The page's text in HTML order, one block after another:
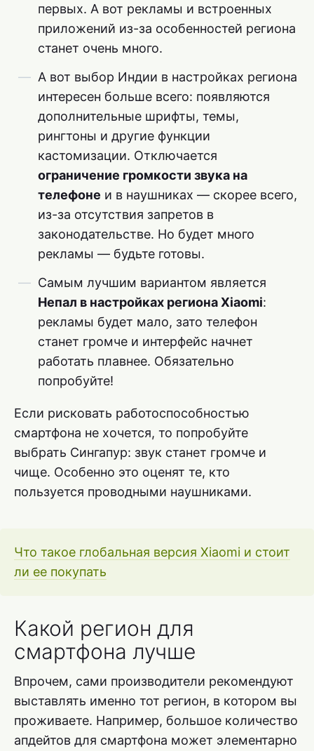
первых. А вот рекламы и встроенных
приложений из-за особенностей региона
станет очень много.
А вот выбор Индии в настройках региона
интересен больше всего: появляются
дополнительные шрифты, темы,
рингтоны и другие функции
кастомизации. Отключается
ограничение громкости звука на
телефоне и в наушниках — скорее всего,
из-за отсутствия запретов в
законодательстве. Но будет много
рекламы — будьте готовы.
Самым лучшим вариантом является
Непал в настройках региона Xiaomi:
рекламы будет мало, зато телефон
станет громче и интерфейс начнет
работать плавнее. Обязательно
попробуйте!
Если рисковать работоспособностью
смартфона не хочется, то попробуйте
выбрать Сингапур: звук станет громче и
чище. Особенно это оценят те, кто
пользуется проводными наушниками.
Что такое глобальная версия Xiaomi и стоит
ли ее покупать
Какой регион для
смартфона лучше
Впрочем, сами производители рекомендуют
выставлять именно тот регион, в котором вы
проживаете. Например, большое количество
апдейтов для смартфона может элементарно